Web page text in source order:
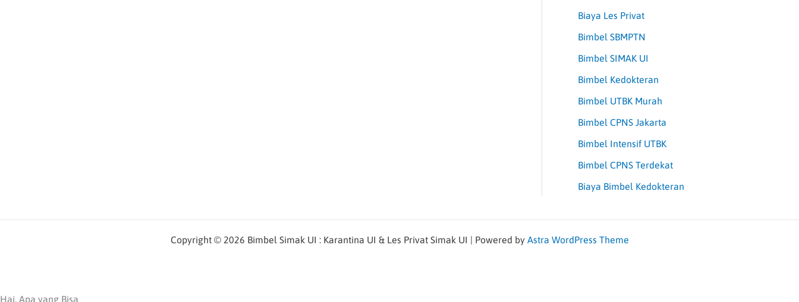
Biaya Les Privat
Bimbel SBMPTN
Bimbel SIMAK UI
Bimbel Kedokteran
Bimbel UTBK Murah
Bimbel CPNS Jakarta
Bimbel Intensif UTBK
Bimbel CPNS Terdekat
Biaya Bimbel Kedokteran
Copyright © 2026 Bimbel Simak UI : Karantina UI & Les Privat Simak UI | Powered by Astra WordPress Theme
Hai, Apa yang Bisa